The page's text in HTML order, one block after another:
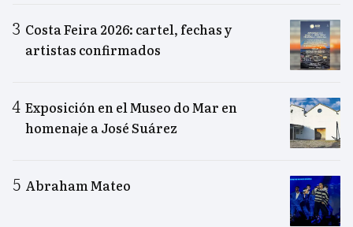
Costa Feira 2026: cartel, fechas y
artistas confirmados
Exposición en el Museo do Mar en
homenaje a José Suárez
Abraham Mateo